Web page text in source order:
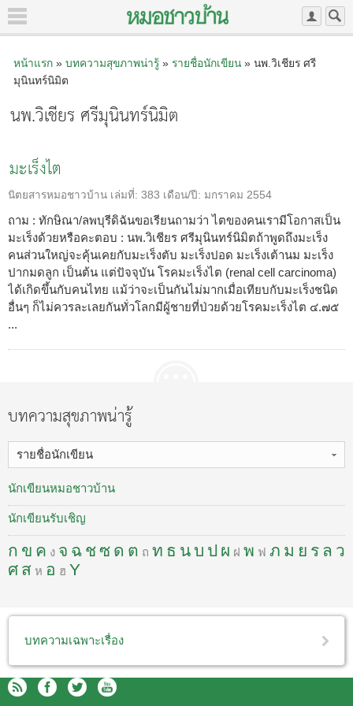
หน้าแรก» บทความสุขภาพน่ารู้» รายชื่อนักเขียน» นพ.วิเชียร ศรี
มุนินทร์นิมิต
นพ.วิเชียร ศรีมุนินทร์นิมิต
มะเร็งไต
นิตยสารหมอชาวบ้าน เล่มที่: 383 เดือน/ปี: มกราคม 2554
ถาม : ทักษิณา/ลพบุรีดิฉันขอเรียนถามว่า ไตของคนเรามีโอกาสเป็น
มะเร็งด้วยหรือคะตอบ : นพ.วิเชียร ศรีมุนินทร์นิมิตถ้าพูดถึงมะเร็ง
คนส่วนใหญ่จะคุ้นเคยกับมะเร็งตับ มะเร็งปอด มะเร็งเต้านม มะเร็ง
ปากมดลูก เป็นต้น แต่ปัจจุบัน โรคมะเร็งไต (renal cell carcinoma)
ได้เกิดขึ้นกับคนไทย แม้ว่าจะเป็นกันไม่มากเมื่อเทียบกับมะเร็งชนิด
อื่นๆ ก็ไม่ควรละเลยกันทั่วโลกมีผู้ชายที่ป่วยด้วยโรคมะเร็งไต ๔.๗๕
...
บทความสุขภาพน่ารู้
รายชื่อนักเขียน
นักเขียนหมอชาวบ้าน
นักเขียนรับเชิญ
ก ข ค ง จ ฉ ชซ ด ต ถ ท ธ นบ ป ผ ฝ พ ฟ ภ ม ย ร ล ว
ศ ส ห อ ฮ Y
บทความเฉพาะเรื่อง